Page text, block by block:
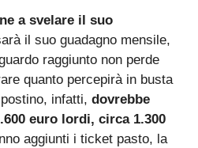
a svelare il suo
il suo guadagno mensile,
raggiunto non perde
quanto percepirà in busta
infatti, dovrebbe
euro lordi, circa 1.300
aggiunti i ticket pasto, la